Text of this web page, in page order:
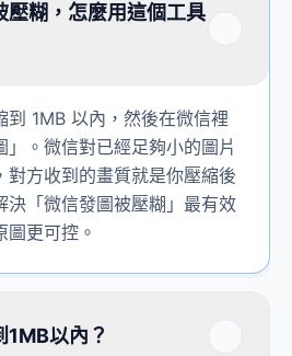
壓糊，怎麼用這個工具
到 1MB 以內，然後在微信裡
」。微信對已經足夠小的圖片
對方收到的畫質就是你壓縮後
決「微信發圖被壓糊」最有效
圖更可控。
1MB以內？